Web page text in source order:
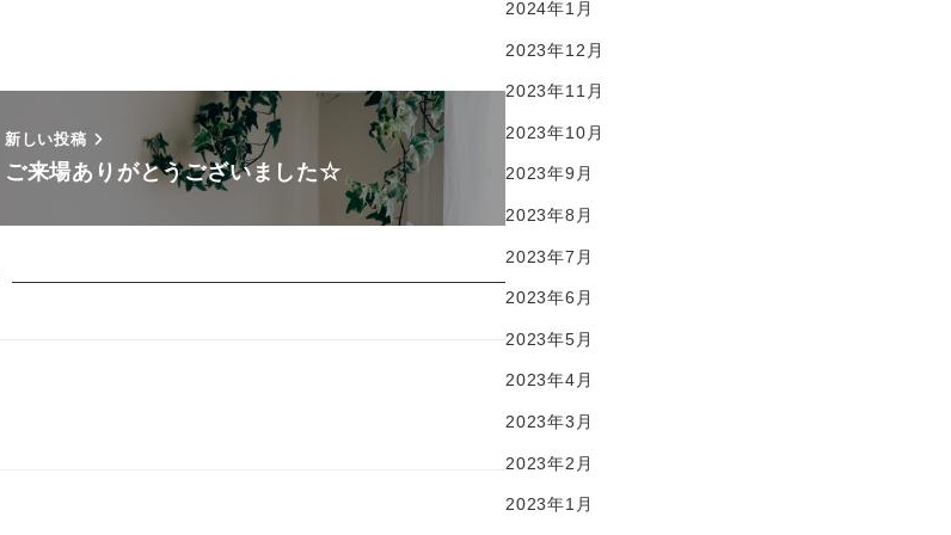
新しい投稿
ご来場ありがとうございました☆
2024年1月
2023年12月
2023年11月
2023年10月
2023年9月
2023年8月
2023年7月
2023年6月
2023年5月
2023年4月
2023年3月
2023年2月
2023年1月